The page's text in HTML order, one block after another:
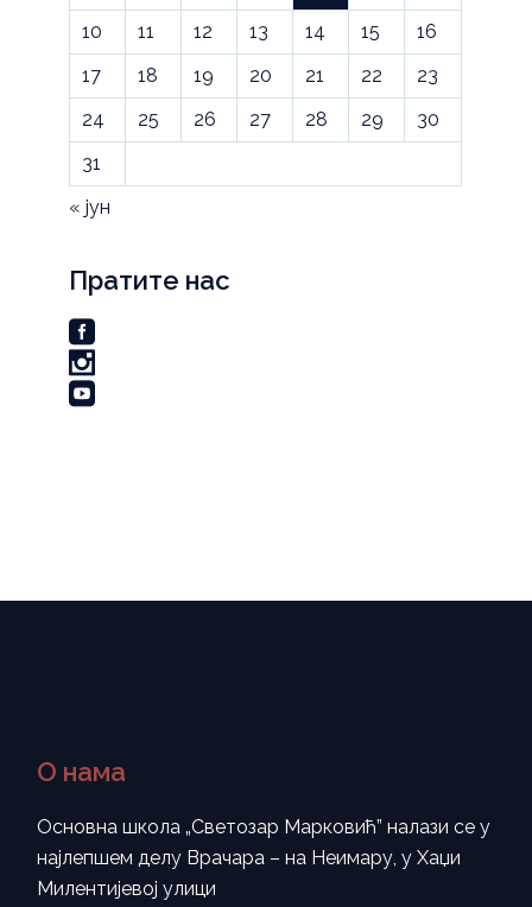
10
11 12 13 14 15
16
17
18 19 20 21 22
23
24
25 26 27 28 29
30
31
« јун
Пратите нас
О нама
Основна школа „Светозар Марковић” налази се у
најлепшем делу Врачара – на Неимару, у Хаџи
Милентијевој улици